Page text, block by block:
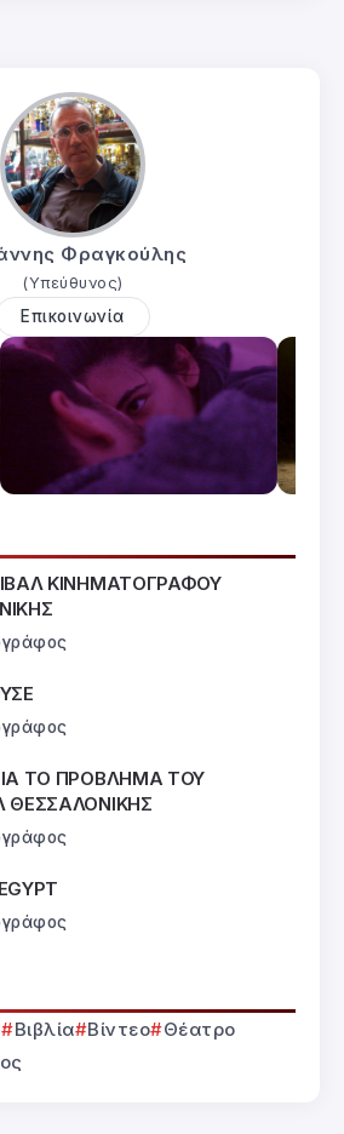
Φραγκούλης
(Υπεύθυνος)
Επικοινωνία
ΚΙΝΗΜΑΤΟΓΡΑΦΟΥ
ΤΟ ΠΡΟΒΛΗΜΑ ΤΟΥ
ΘΕΣΣΑΛΟΝΙΚΗΣ
Βιβλία Βίντεο
Θέατρο